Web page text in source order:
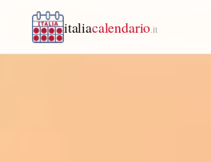
italiacalendario .it